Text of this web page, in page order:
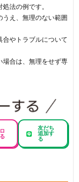
法の例です。
え、無理のない範囲
合やトラブルについて
場合は、無理をせず専
友だち
追加す
る